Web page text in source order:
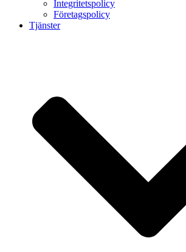
Integritetspolicy
Företagspolicy
Tjänster